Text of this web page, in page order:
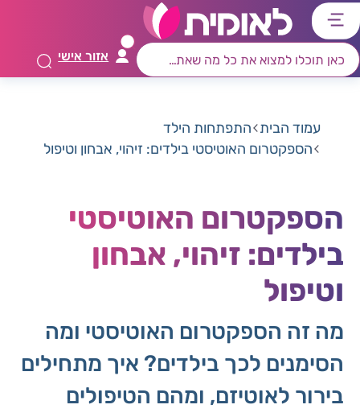
דלג
לתפריט
ראשי
דלג
לרכיב
חיפוש
דלג
לתוכן
מרכזי
דלג
לאזור
קישורים
אזור אישי
עמוד הבית התפתחות הילד
הספקטרום האוטיסטי בילדים: זיהוי, אבחון וטיפול
הספקטרום האוטיסטי
בילדים: זיהוי, אבחון
וטיפול
מה זה הספקטרום האוטיסטי ומה
הסימנים לכך בילדים? איך מתחילים
בירור לאוטיזם, ומהם הטיפולים